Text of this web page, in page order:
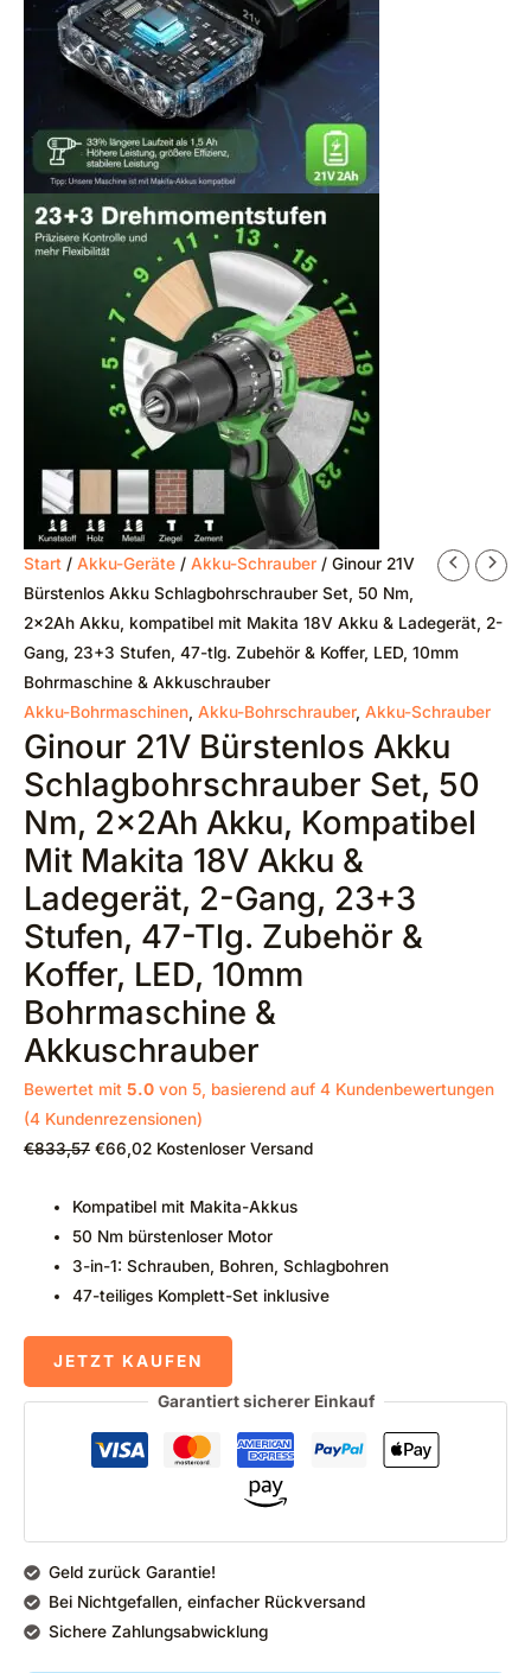
Start / Akku-Geräte / Akku-Schrauber / Ginour 21V
Bürstenlos Akku Schlagbohrschrauber Set, 50 Nm,
2x2Ah Akku, kompatibel mit Makita 18V Akku & Ladegerät, 2-
Gang, 23+3 Stufen, 47-tlg. Zubehör & Koffer, LED, 10mm
Bohrmaschine & Akkuschrauber
Akku-Bohrmaschinen Akku-Bohrschrauber, Akku-Schrauber
Ginour 21V Bürstenlos Akku
Schlagbohrschrauber Set, 50
Nm, 2x2Ah Akku, Kompatibel
Mit Makita 18V Akku &
Ladegerät, 2-Gang, 23+3
Stufen, 47-Tlg. Zubehör &
Koffer, LED, 10mm
Bohrmaschine &
Akkuschrauber
Bewertet mit 5.0 von 5, basierend auf 4 Kundenbewertungen
(4 Kundenrezensionen)
€833,57
Ursprünglicher
Preis
war:
€833,57
€66,02
Aktueller
Preis
ist:
€66,02.
Kostenloser Versand
Kompatibel mit Makita-Akkus
50 Nm bürstenloser Motor
3-in-1: Schrauben, Bohren, Schlagbohren
47-teiliges Komplett-Set inklusive
JETZT KAUFEN
Garantiert sicherer Einkauf
Geld zurück Garantie!
Bei Nichtgefallen, einfacher Rückversand
Sichere Zahlungsabwicklung